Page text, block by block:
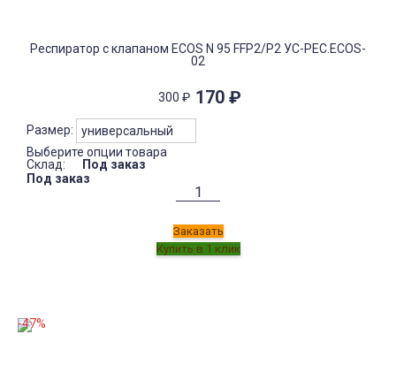
Респиратор с клапаном ECOS N 95 FFP2/P2 УС-РЕС.ECOS-
02
300 ₽ 170 ₽
Размер:
Выберите опции товара
Склад:
Под заказ
Под заказ
Заказать
-47%